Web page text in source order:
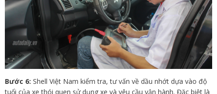
Bước 6: Shell Việt Nam kiểm tra, tư vấn về dầu nhớt dựa vào độ
tuổi của xe thói quen sử dụng xe và yêu cầu vận hành. Đăc biệt là